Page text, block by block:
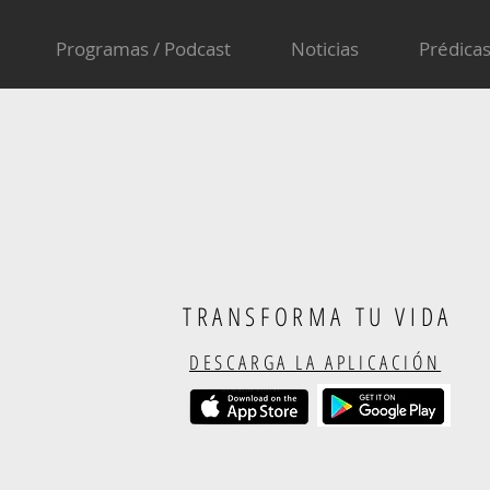
Programas / Podcast Noticias Prédicas
TRANSFORMA TU VIDA
DESCARGA LA APLICACIÓN